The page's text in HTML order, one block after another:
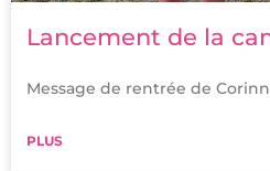
Lancement de la
Message de rentrée de
PLUS